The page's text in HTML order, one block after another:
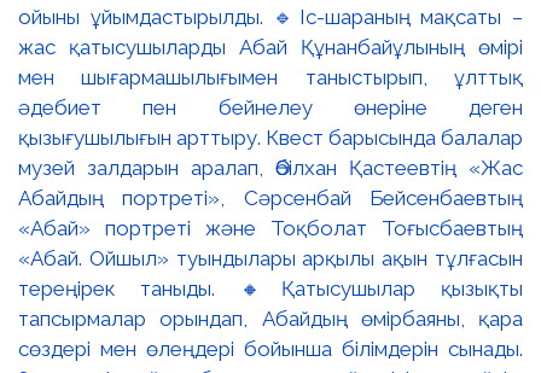
ойыны ұйымдастырылды. 🔹Іс-шараның мақсаты –
жас қатысушыларды Абай Құнанбайұлының өмірі
мен шығармашылығымен таныстырып, ұлттық
әдебиет пен бейнелеу өнеріне деген
қызығушылығын арттыру. Квест барысында балалар
музей залдарын аралап, Әбілхан Қастеевтің «Жас
Абайдың портреті», Сәрсенбай Бейсенбаевтың
«Абай» портреті және Тоқболат Тоғысбаевтың
«Абай. Ойшыл» туындылары арқылы ақын тұлғасын
тереңірек таныды. 🔸Қатысушылар қызықты
тапсырмалар орындап, Абайдың өмірбаяны, қара
сөздері мен өлеңдері бойынша білімдерін сынады.